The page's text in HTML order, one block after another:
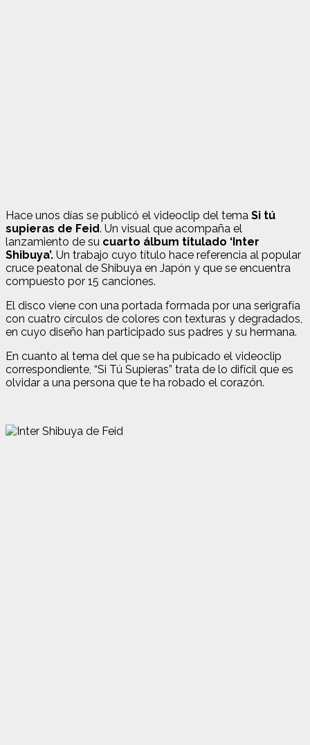
Hace unos días se publicó el videoclip del tema Si tú
supieras de Feid. Un visual que acompaña el
lanzamiento de su cuarto álbum titulado ‘Inter
Shibuya’. Un trabajo cuyo título hace referencia al popular
cruce peatonal de Shibuya en Japón y que se encuentra
compuesto por 15 canciones.
El disco viene con una portada formada por una serigrafía
con cuatro círculos de colores con texturas y degradados,
en cuyo diseño han participado sus padres y su hermana.
En cuanto al tema del que se ha pubicado el videoclip
correspondiente, “Si Tú Supieras” trata de lo difícil que es
olvidar a una persona que te ha robado el corazón.